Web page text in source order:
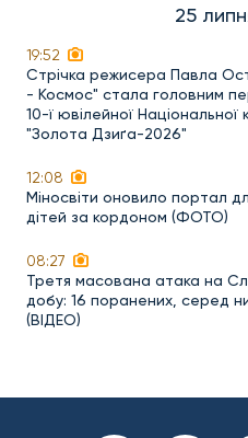
25
19:52
Стрічка режисера Павла
- Космос" стала головним
10-ї ювілейної Національної
"Золота Дзиґа-2026"
12:08
Міносвіти оновило портал
дітей за кордоном (ФОТО)
08:27
Третя масована атака на
добу: 16 поранених, серед
(ВІДЕО)